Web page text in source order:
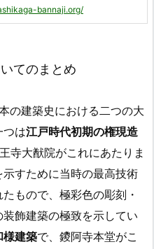
bannaji.org/
てのまとめ
の建築史における二つの大
つは江戸時代初期の権現造
寺大猷院がこれにあたりま
すために当時の最高技術
もので、極彩色の彫刻・
飾建築の極致を示してい
様建築で、鑁阿寺本堂がこ